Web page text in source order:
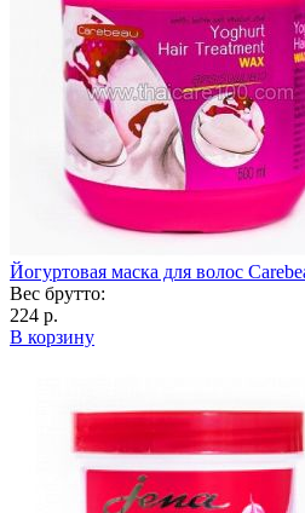
Йогуртовая маска для волос
Вес брутто:
224 р.
В корзину